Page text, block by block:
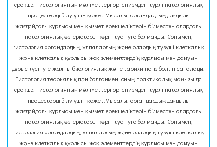
ерекше. Гистологияның мәліметтері организмдегі түрлі патологиялық
процестерді білу үшін қажет.Мысалы, органдардың дағдылы
жағдайдағы құрлысы мен қызмет ерекшеліктерін білместен олардағы
патологиялық өзгерістерді көріп түсінуге болмайды. Сонымен,
гистология органдардың, ұлпалардың және олардың түзуші клеткалық
және клеткалық құрлысы жоқ элементтердің құрлысы мен дамуын
дұрыс түсінуге жалпы биологиялық және тарихи негіз болып саналады.
Гистология теориялық пән болғанмен, оның практикалық маңызы да
ерекше. Гистологияның мәліметтері организмдегі түрлі патологиялық
процестерді білу үшін қажет.Мысалы, органдардың дағдылы
жағдайдағы құрлысы мен қызмет ерекшеліктерін білместен олардағы
патологиялық өзгерістерді көріп түсінуге болмайды. Сонымен,
гистология органдардың, ұлпалардың және олардың түзуші клеткалық
және клеткалық құрлысы жоқ элементтердің құрлысы мен дамуын